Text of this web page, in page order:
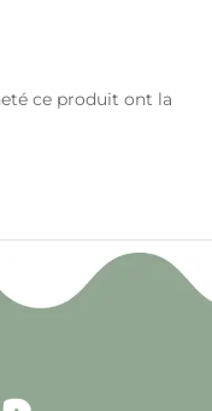
ce produit ont la